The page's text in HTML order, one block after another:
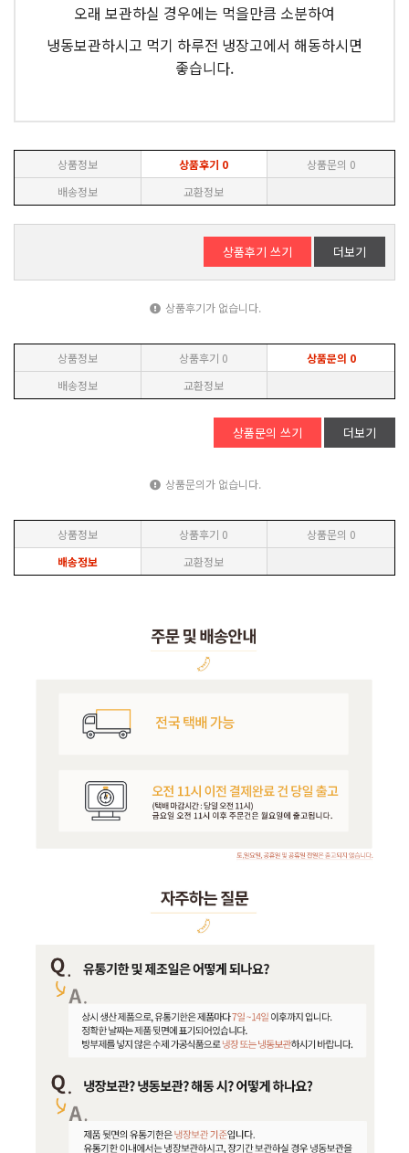
오래 보관하실 경우에는 먹을만큼 소분하여
냉동보관하시고 먹기 하루전 냉장고에서 해동하시면
좋습니다.
상품정보 상품후기 0 상품문의 0
배송정보
교환정보
상품후기 쓰기 더보기
상품후기가 없습니다.
상품정보 상품후기 0 상품문의 0
배송정보
교환정보
상품문의 쓰기 더보기
상품문의가 없습니다.
상품정보 상품후기 0 상품문의 0
배송정보
교환정보